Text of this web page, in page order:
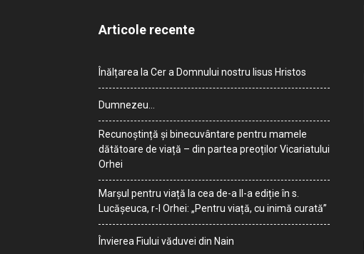
Articole recente
Înălțarea la Cer a Domnului nostru Iisus Hristos
Dumnezeu…
Recunoștință și binecuvântare pentru mamele
dătătoare de viață – din partea preoților Vicariatului
Orhei
Marșul pentru viață la cea de-a II-a ediție în s.
Lucășeuca, r-l Orhei: „Pentru viață, cu inimă curată”
Învierea Fiului văduvei din Nain